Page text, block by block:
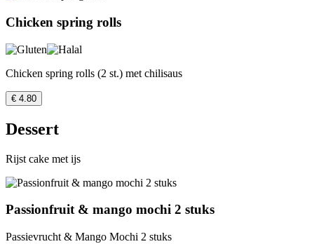
Chicken spring rolls
Chicken spring rolls (2 st.) met chilisaus
€ 4.80
Dessert
Rijst cake met ijs
Passionfruit & mango mochi 2 stuks
Passievrucht & Mango Mochi 2 stuks